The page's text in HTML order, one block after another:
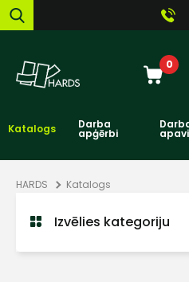
0
Katalogs Darba
apģērbi apavi
HARDS Katalogs
Izvēlies kategoriju